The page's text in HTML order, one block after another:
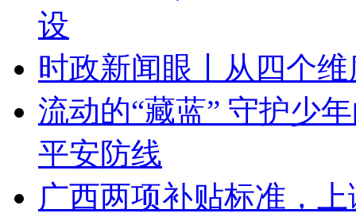
设
时政新闻眼丨从四个
流动的“藏蓝” 守护少
平安防线
广西两项补贴标准，